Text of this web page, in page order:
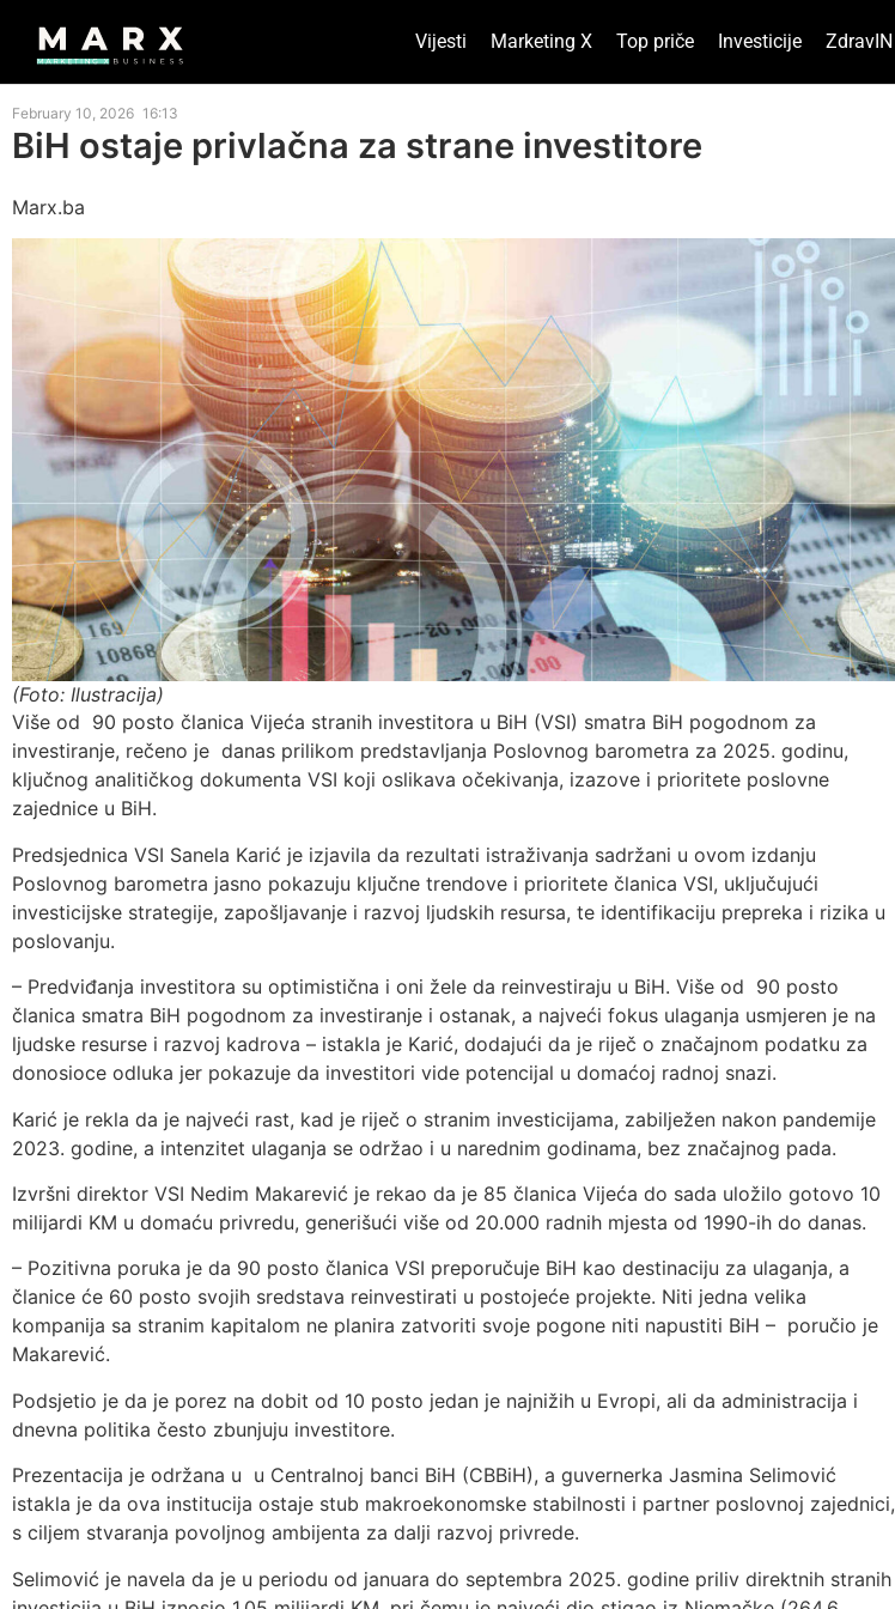
Vijesti Marketing X Top priče Investicije ZdravIN
February 10, 2026 16:13
BiH ostaje privlačna za strane investitore
Marx.ba
(Foto: Ilustracija)
Više od 90 posto članica Vijeća stranih investitora u BiH (VSI) smatra BiH pogodnom za
investiranje, rečeno je danas prilikom predstavljanja Poslovnog barometra za 2025. godinu,
ključnog analitičkog dokumenta VSI koji oslikava očekivanja, izazove i prioritete poslovne
zajednice u BiH.
Predsjednica VSI Sanela Karić je izjavila da rezultati istraživanja sadržani u ovom izdanju
Poslovnog barometra jasno pokazuju ključne trendove i prioritete članica VSI, uključujući
investicijske strategije, zapošljavanje i razvoj ljudskih resursa, te identifikaciju prepreka i rizika u
poslovanju.
– Predviđanja investitora su optimistična i oni žele da reinvestiraju u BiH. Više od 90 posto
članica smatra BiH pogodnom za investiranje i ostanak, a najveći fokus ulaganja usmjeren je na
ljudske resurse i razvoj kadrova – istakla je Karić, dodajući da je riječ o značajnom podatku za
donosioce odluka jer pokazuje da investitori vide potencijal u domaćoj radnoj snazi.
Karić je rekla da je najveći rast, kad je riječ o stranim investicijama, zabilježen nakon pandemije
2023. godine, a intenzitet ulaganja se održao i u narednim godinama, bez značajnog pada.
Izvršni direktor VSI Nedim Makarević je rekao da je 85 članica Vijeća do sada uložilo gotovo 10
milijardi KM u domaću privredu, generišući više od 20.000 radnih mjesta od 1990-ih do danas.
– Pozitivna poruka je da 90 posto članica VSI preporučuje BiH kao destinaciju za ulaganja, a
članice će 60 posto svojih sredstava reinvestirati u postojeće projekte. Niti jedna velika
kompanija sa stranim kapitalom ne planira zatvoriti svoje pogone niti napustiti BiH – poručio je
Makarević.
Podsjetio je da je porez na dobit od 10 posto jedan je najnižih u Evropi, ali da administracija i
dnevna politika često zbunjuju investitore.
Prezentacija je održana u u Centralnoj banci BiH (CBBiH), a guvernerka Jasmina Selimović
istakla je da ova institucija ostaje stub makroekonomske stabilnosti i partner poslovnoj zajednici,
s ciljem stvaranja povoljnog ambijenta za dalji razvoj privrede.
Selimović je navela da je u periodu od januara do septembra 2025. godine priliv direktnih stranih